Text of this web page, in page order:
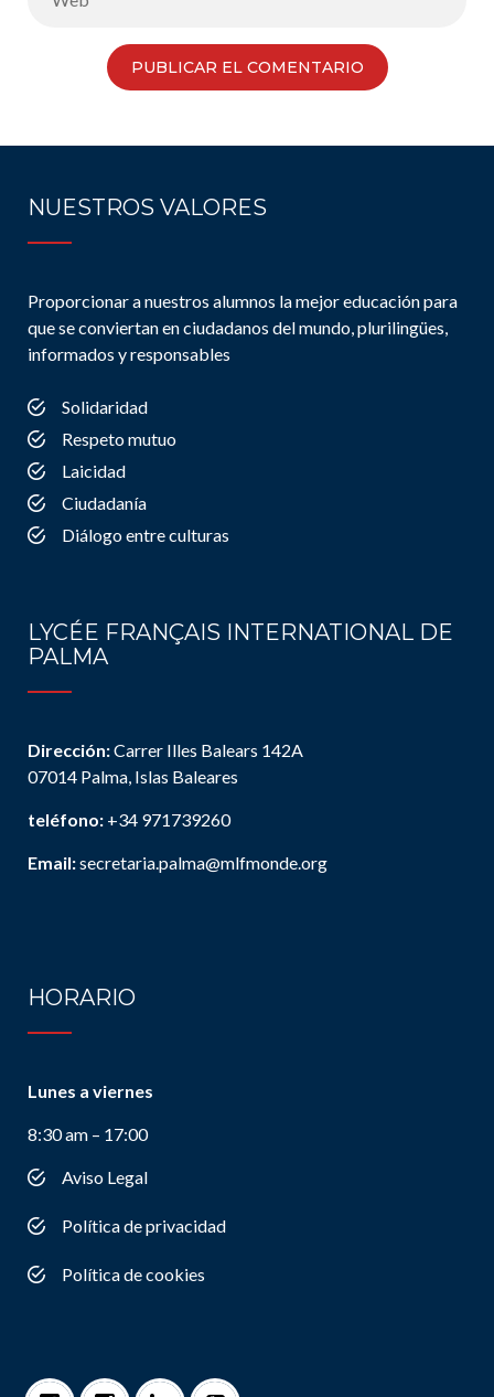
NUESTROS VALORES
Proporcionar a nuestros alumnos la mejor educación para
que se conviertan en ciudadanos del mundo, plurilingües,
informados y responsables
Solidaridad
Respeto mutuo
Laicidad
Ciudadanía
Diálogo entre culturas
LYCÉE FRANÇAIS INTERNATIONAL DE
PALMA
Dirección:Carrer Illes Balears 142A
07014 Palma, Islas Baleares
teléfono: +34 971739260
Email:secretaria.palma@mlfmonde.org
HORARIO
Lunes a viernes
8:30 am – 17:00
Aviso Legal
Política de privacidad
Política de cookies